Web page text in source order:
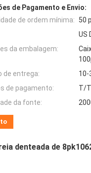
de Pagamento e Envio:
de ordem mínima:
50
US
da embalagem:
de entrega:
10-
de pagamento:
T/
da fonte:
denteada de